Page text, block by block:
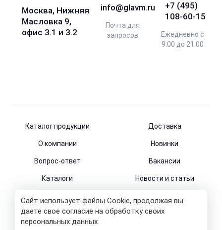
Сайт использует файлы Cookie, продолжая вы
даете свое согласие на обработку своих
персональных данных
Москва, Нижняя
Масловка 9,
офис 3.1 и 3.2
info@glavm.ru
Почта для
запросов
+7 (495)
108-60-15
Ежедневно с
9:00 до 21:00
Каталог продукции Доставка
О компании Новинки
Вопрос-ответ Вакансии
Каталоги Новости и статьи